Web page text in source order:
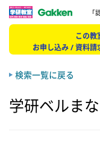
この教
お申し込み / 資料請
検索一覧に戻る
学研ベルま